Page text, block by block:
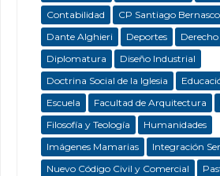
Contabilidad
CP Santiago
Dante Alghieri
Deportes Derecho
Diplomatura
Diseño Industrial
Doctrina Social de la Iglesia
Escuela
Facultad de Arquitectura
Filosofía y Teología
Humanidades
Imágenes Mamarias
Integración
Nuevo Código Civil y Comercial